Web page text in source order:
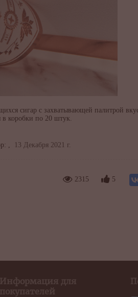
сигар с захватывающей палитрой
в коробки по 20 штук.
, 13 Декабря 2021 г.
2315 5
Информация для
покупателей